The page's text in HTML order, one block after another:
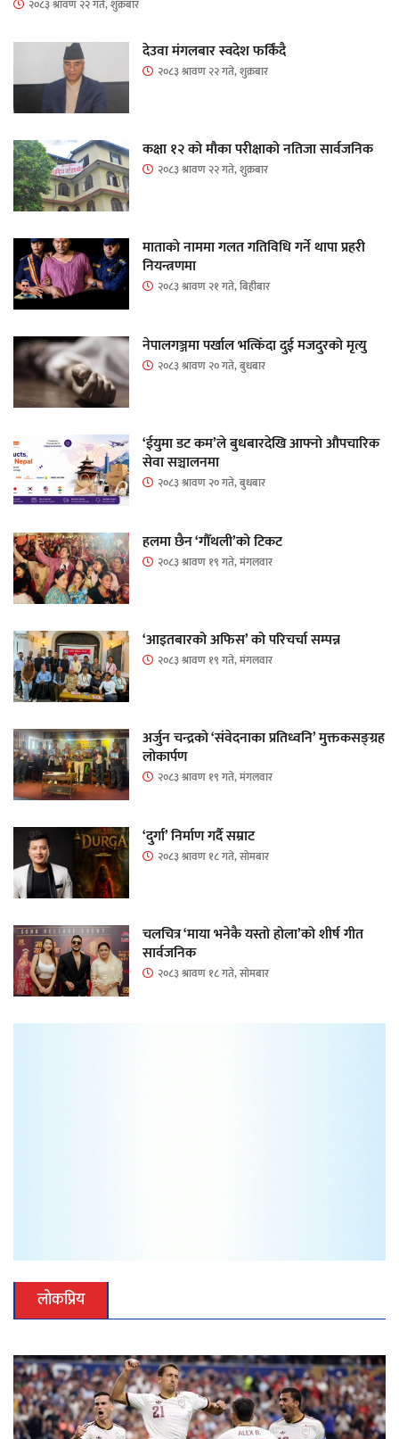
२०८३ श्रावण २२ गते, शुक्रबार
देउवा मंगलबार स्वदेश फर्किंदै
२०८३ श्रावण २२ गते, शुक्रबार
कक्षा १२ को मौका परीक्षाको नतिजा सार्वजनिक
२०८३ श्रावण २२ गते, शुक्रबार
माताकाे नाममा गलत गतिविधि गर्ने थापा प्रहरी
नियन्त्रणमा
२०८३ श्रावण २१ गते, बिहीबार
नेपालगञ्जमा पर्खाल भत्किँदा दुई मजदुरको मृत्यु
२०८३ श्रावण २० गते, बुधबार
‘ईयुमा डट कम’ले बुधबारदेखि आफ्नो औपचारिक
सेवा सञ्चालनमा
२०८३ श्रावण २० गते, बुधबार
हलमा छैन ‘गौँथली’को टिकट
२०८३ श्रावण १९ गते, मंगलवार
‘आइतबारको अफिस’ को परिचर्चा सम्पन्न
२०८३ श्रावण १९ गते, मंगलवार
अर्जुन चन्द्रको ‘संवेदनाका प्रतिध्वनि’ मुक्तकसङ्ग्रह
लोकार्पण
२०८३ श्रावण १९ गते, मंगलवार
‘दुर्गा’ निर्माण गर्दै सम्राट
२०८३ श्रावण १८ गते, सोमबार
चलचित्र ‘माया भनेकै यस्तो होला’को शीर्ष गीत
सार्वजनिक
२०८३ श्रावण १८ गते, सोमबार
लोकप्रिय